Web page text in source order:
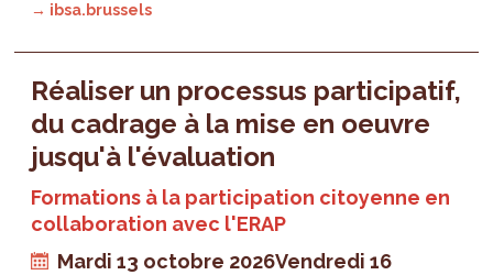
→ ibsa.brussels
Réaliser un processus participatif,
du cadrage à la mise en oeuvre
jusqu'à l'évaluation
Formations à la participation citoyenne en
collaboration avec l'ERAP
Mardi 13 octobre 2026Vendredi 16